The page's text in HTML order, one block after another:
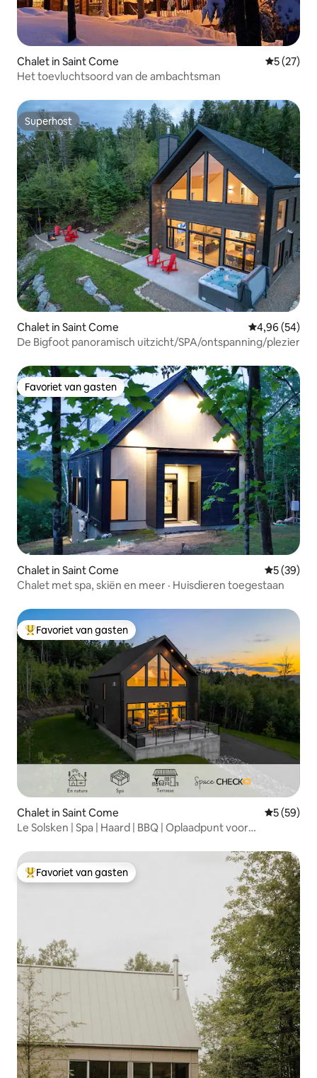
Chalet in Saint Come
5 (27)
Het toevluchtsoord van de ambachtsman
Superhost
Superhost
Chalet in Saint Come Gemiddelde
4,96 (54)
De Bigfoot panoramisch uitzicht/SPA/ontspanning/plezier
Favoriet van gasten
Favoriet van gasten
Chalet in Saint Come
5 (39)
Chalet met spa, skiën en meer · Huisdieren toegestaan
Topfavoriet van gasten
Favoriet van gasten
Chalet in Saint Come
5 (59)
Le Solsken | Spa | Haard | BBQ | Oplaadpunt voor
Topfavoriet van gasten
Favoriet van gasten